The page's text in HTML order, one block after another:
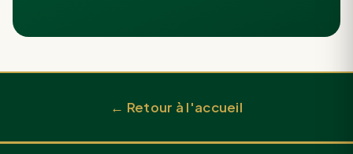
← Retour à l'accueil